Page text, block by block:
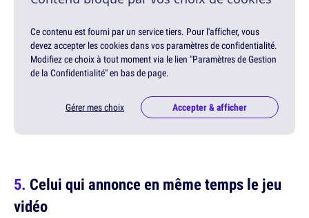
Ce contenu est fourni par un service tiers. Pour l'afficher, vous
devez accepter les cookies dans vos paramètres de confidentialité.
Modifiez ce choix à tout moment via le lien "Paramètres de Gestion
de la Confidentialité" en bas de page.
Gérer mes choix Accepter & afficher
Celui qui annonce en même temps le jeu
vidéo